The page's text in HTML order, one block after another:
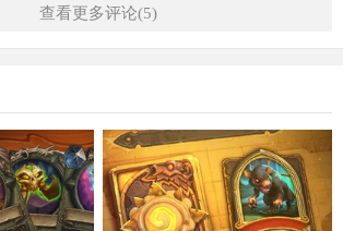
查看更多评论(5)